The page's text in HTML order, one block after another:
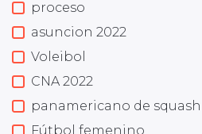
proceso
asuncion 2022
Voleibol
CNA 2022
panamericano de squash
Fútbol femenino